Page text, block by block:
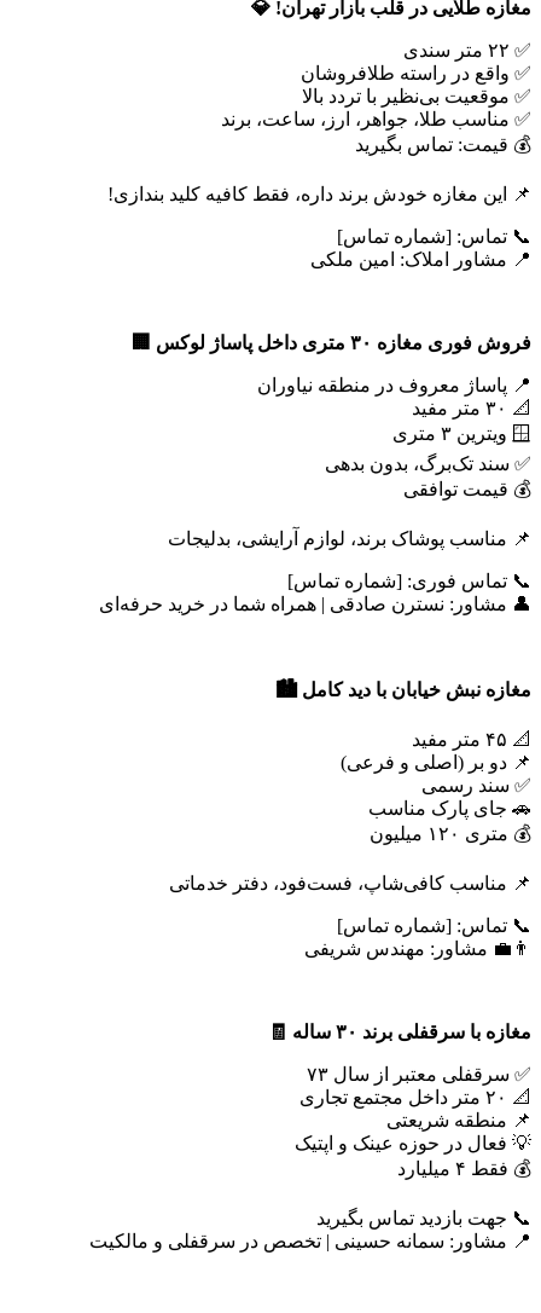
مغازه طلایی در قلب بازار تهران!
💎
✅ ۲۲ متر سندی
✅ واقع در راسته طلافروشان
✅ موقعیت بی‌نظیر با تردد بالا
✅ مناسب طلا، جواهر، ارز، ساعت، برند
💰 قیمت: تماس بگیرید
📌 این مغازه خودش برند داره، فقط کافیه کلید بندازی!
📞 تماس: [شماره تماس]
📍 مشاور املاک: امین ملکی
فروش فوری مغازه ۳۰ متری داخل پاساژ لوکس 🏢
📍 پاساژ معروف در منطقه نیاوران
📐 ۳۰ متر مفید
🪟 ویترین ۳ متری
✅ سند تک‌برگ، بدون بدهی
💰 قیمت توافقی
📌 مناسب پوشاک برند، لوازم آرایشی، بدلیجات
📞 تماس فوری: [شماره تماس]
👤 مشاور: نسترن صادقی | همراه شما در خرید حرفه‌ای
مغازه نبش خیابان با دید کامل 🏙️
📐 ۴۵ متر مفید
📌 دو بر (اصلی و فرعی)
✅ سند رسمی
🚗 جای پارک مناسب
💰 متری ۱۲۰ میلیون
📌 مناسب کافی‌شاپ، فست‌فود، دفتر خدماتی
📞 تماس: [شماره تماس]
👨‍💼 مشاور: مهندس شریفی
مغازه با سرقفلی برند ۳۰ ساله 🧾
✅ سرقفلی معتبر از سال ۷۳
📐 ۲۰ متر داخل مجتمع تجاری
📌 منطقه شریعتی
💡 فعال در حوزه عینک و اپتیک
💰 فقط ۴ میلیارد
📞 جهت بازدید تماس بگیرید
📍 مشاور: سمانه حسینی | تخصص در سرقفلی و مالکیت